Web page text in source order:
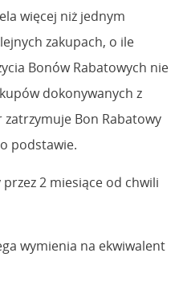
więcej niż jednym
zakupach, o ile
Bonów Rabatowych nie
dokonywanych z
Bon Rabatowy
podstawie.
2 miesiące od chwili
wymienia na ekwiwalent